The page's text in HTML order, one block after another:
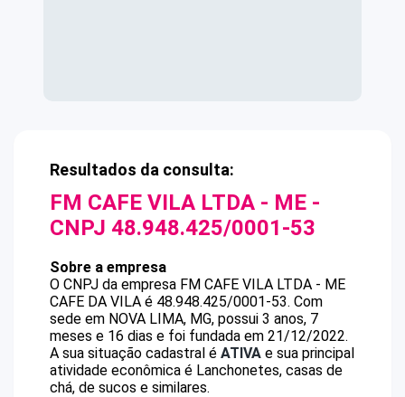
Resultados da consulta:
FM CAFE VILA LTDA - ME -
CNPJ 48.948.425/0001-53
Sobre a empresa
O CNPJ da empresa FM CAFE VILA LTDA - ME
CAFE DA VILA é 48.948.425/0001-53. Com
sede em NOVA LIMA, MG, possui 3 anos, 7
meses e 16 dias e foi fundada em 21/12/2022.
A sua situação cadastral é ATIVA e sua principal
atividade econômica é Lanchonetes, casas de
chá, de sucos e similares.